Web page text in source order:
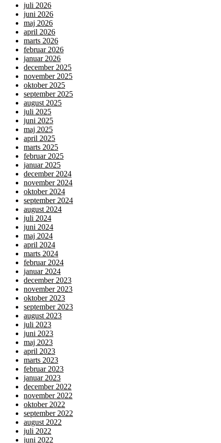
juli 2026
juni 2026
maj 2026
april 2026
marts 2026
februar 2026
januar 2026
december 2025
november 2025
oktober 2025
september 2025
august 2025
juli 2025
juni 2025
maj 2025
april 2025
marts 2025
februar 2025
januar 2025
december 2024
november 2024
oktober 2024
september 2024
august 2024
juli 2024
juni 2024
maj 2024
april 2024
marts 2024
februar 2024
januar 2024
december 2023
november 2023
oktober 2023
september 2023
august 2023
juli 2023
juni 2023
maj 2023
april 2023
marts 2023
februar 2023
januar 2023
december 2022
november 2022
oktober 2022
september 2022
august 2022
juli 2022
juni 2022